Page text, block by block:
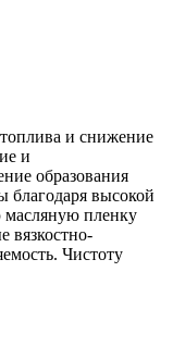
и снижение
и
образования
благодаря высокой
масляную пленку
вязкостно-
Чистоту